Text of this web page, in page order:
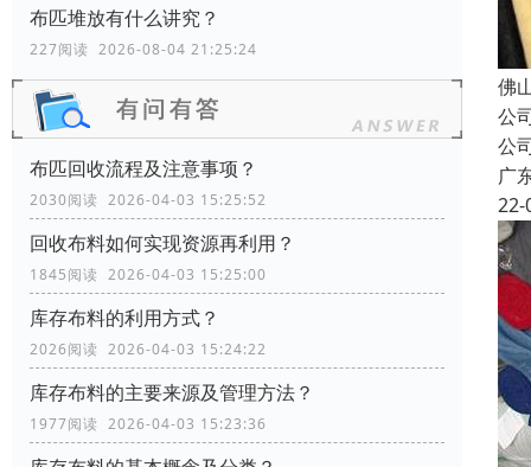
布匹堆放有什么讲究？
227阅读 2026-08-04 21:25:24
布匹回收流程及注意事项？
2030阅读 2026-04-03 15:25:52
回收布料如何实现资源再利用？
1845阅读 2026-04-03 15:25:00
库存布料的利用方式？
2026阅读 2026-04-03 15:24:22
库存布料的主要来源及管理方法？
1977阅读 2026-04-03 15:23:36
佛
公
公
广
22-